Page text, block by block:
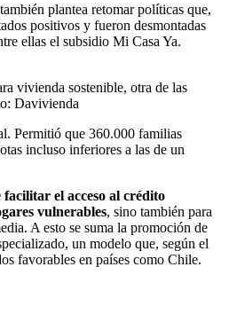
plantea retomar políticas que,
positivos y fueron desmontadas
ellas el subsidio Mi Casa Ya.
vivienda sostenible, otra de las
Davivienda
Permitió que 360.000 familias
incluso inferiores a las de un
el acceso al crédito
vulnerables, sino también para
A esto se suma la promoción de
un modelo que, según el
favorables en países como Chile.